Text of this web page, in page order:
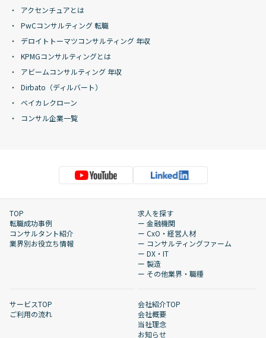
アクセンチュアとは
PwCコンサルティング 転職
デロイトトーマツコンサルティング 年収
KPMGコンサルティングとは
アビームコンサルティング 年収
Dirbato（ディルバート）
ベイカレクローン
コンサル企業一覧
TOP
転職成功事例
コンサルタント紹介
業界別お役立ち情報
求人を探す
ー 金融機関
ー CxO・経営人材
ー コンサルティングファーム
ー DX・IT
ー 製造
ー その他業界・職種
サービスTOP
ご利用の流れ
会社紹介TOP
会社概要
当社理念
お知らせ